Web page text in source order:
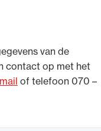
van de
contact op met het
of telefoon 070 –